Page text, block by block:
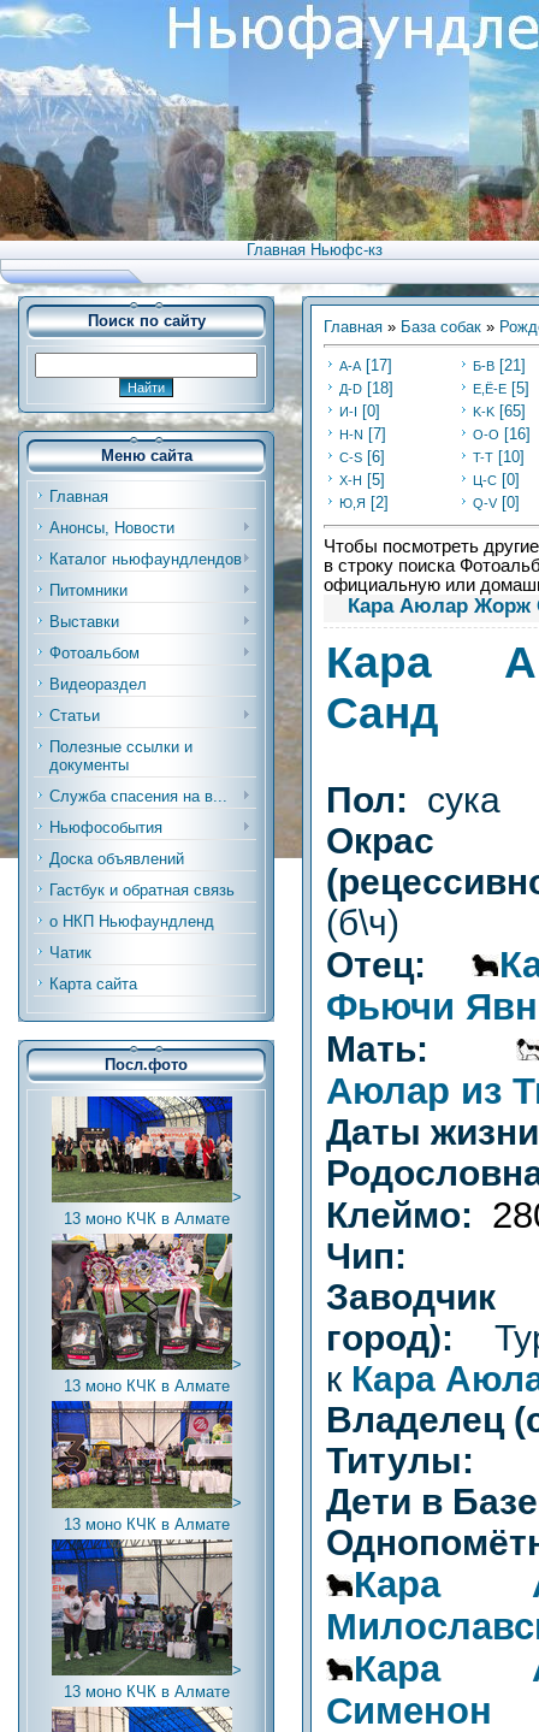
Главная Ньюфс-кз
Поиск по сайту
Меню сайта
Главная
Анонсы, Новости
Каталог ньюфаундлендов
Питомники
Выставки
Фотоальбом
Видеораздел
Статьи
Полезные ссылки и
документы
Служба спасения на в...
Ньюфособытия
Доска объявлений
Гастбук и обратная связь
о НКП Ньюфаундленд
Чатик
Карта сайта
Посл.фото
>
13 моно КЧК в Алмате
>
13 моно КЧК в Алмате
>
13 моно КЧК в Алмате
>
13 моно КЧК в Алмате
Главная » База собак »
А-А [17] Б-В [21]
Д-D [18] Е,Ё-Е [5]
И-I [0] K-K [65]
Н-N [7] O-O [16]
C-S [6] T-T [10]
Х-H [5] Ц-C [0]
Ю,Я [2] Q-V [0]
Чтобы посмотреть
в строку поиска
официальную или
Кара Аюлар Жорж
Кара
Санд
Пол: сука
Окрас
(б\ч)
Отец:
Фьючи
Мать:
Аюлар из
Даты
Клеймо:
Чип:
город):
к Кара
Владелец
Титулы:
Дети в
Кара
Кара
Сименон